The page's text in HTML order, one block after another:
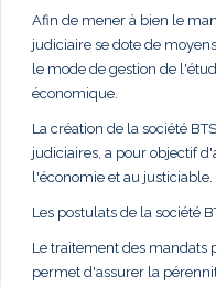
Afin de mener à bien le
judiciaire se dote de
le mode de gestion de
économique.
La création de la société
judiciaires, a pour objectif
l'économie et au justiciable.
Les postulats de la société
Le traitement des mandats
permet d'assurer la